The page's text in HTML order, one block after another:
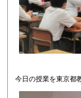
今日の授業を東京都